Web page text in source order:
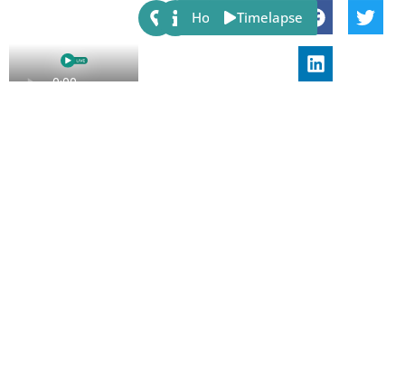
Share:
Host Timelapse